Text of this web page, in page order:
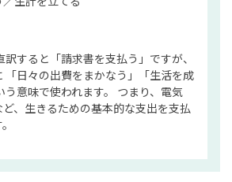
訳すると「請求書を支払う」ですが、
「日々の出費をまかなう」「生活を成
う意味で使われます。 つまり、電気
、生きるための基本的な支出を支払